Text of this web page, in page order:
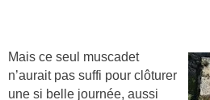
Mais ce seul muscadet
n’aurait pas suffi pour clôturer
une si belle journée, aussi